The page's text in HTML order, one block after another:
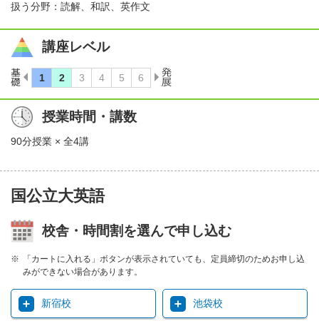
扱う分野：読解、和訳、英作文
講座レベル
授業時間・講数
90分授業 × 全4講
国公立大英語
校舎・時間割を選んで申し込む
「カートに入れる」ボタンが表示されていても、定員締切のためお申し込
みができない場合があります。
新宿校 池袋校